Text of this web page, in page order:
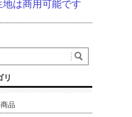
地は商用可能です
リ
品